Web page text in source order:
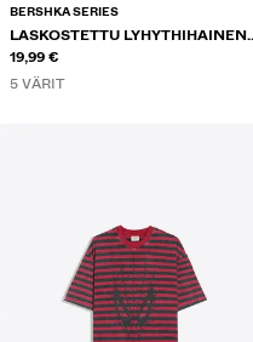
BERSHKA SERIES
LASKOSTETTU LYHYTHIHAINEN
T-PAITA
19,99 €
5 VÄRIT